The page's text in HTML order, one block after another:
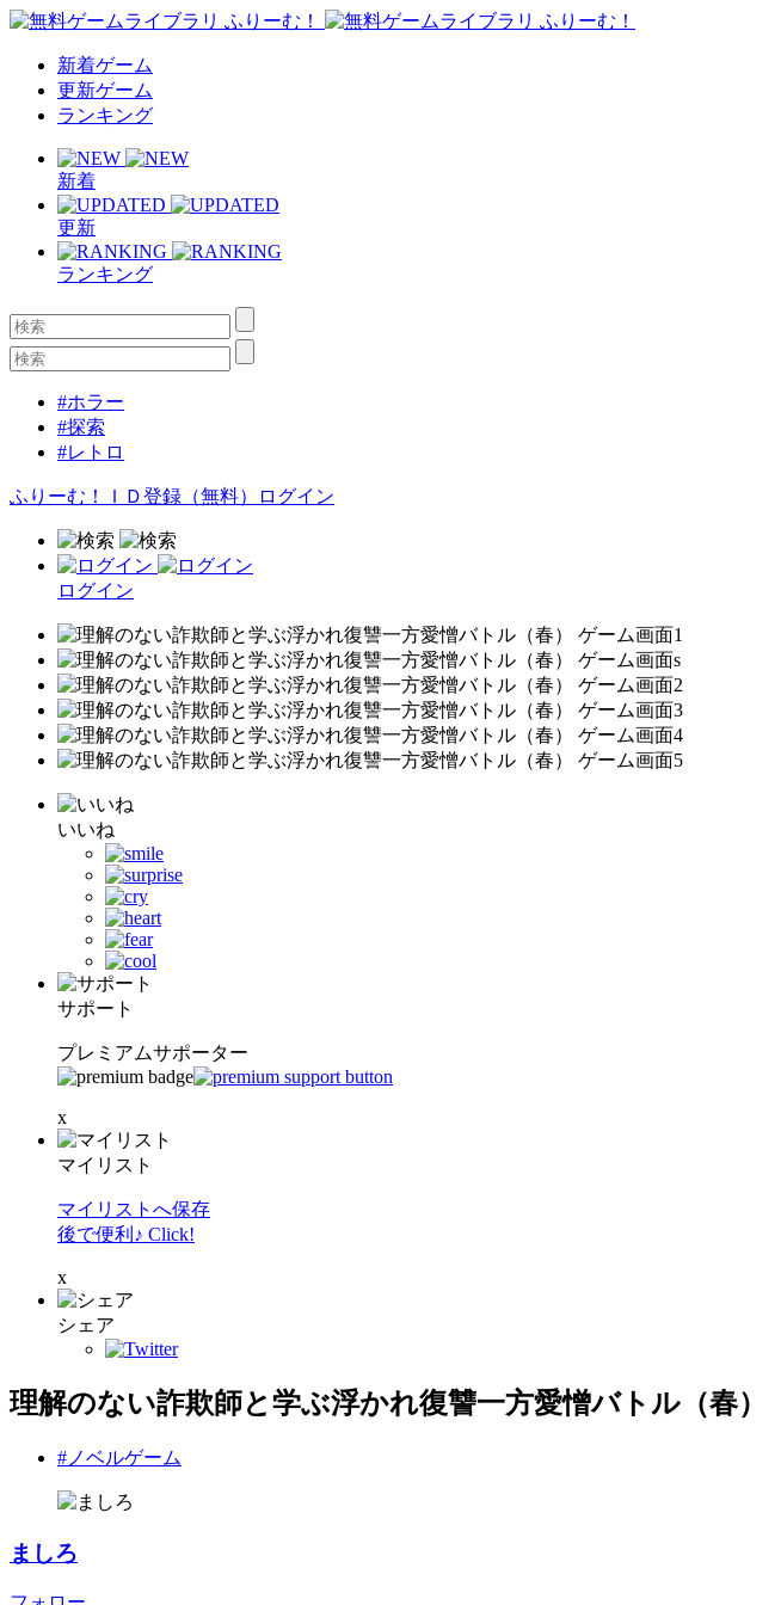
新着ゲーム
更新ゲーム
ランキング
新着
更新
ランキング
#ホラー
#探索
#レトロ
ふりーむ！ＩＤ登録（無料） ログイン
ログイン
いいね
サポート
プレミアムサポーター
x
マイリスト
マイリストへ保存
後で便利♪ Click!
x
シェア
理解のない詐欺師と学ぶ浮かれ復讐一方愛憎バトル（春）
#ノベルゲーム
ましろ